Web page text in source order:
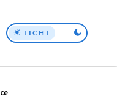
Top
LICHT